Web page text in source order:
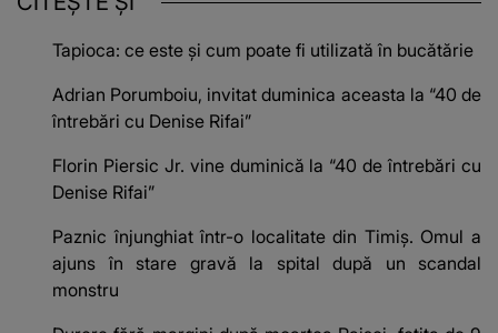
Tapioca: ce este și cum poate fi utilizată în bucătărie
Adrian Porumboiu, invitat duminica aceasta la “40 de
întrebări cu Denise Rifai”
Florin Piersic Jr. vine duminică la “40 de întrebări cu
Denise Rifai”
Paznic înjunghiat într-o localitate din Timiș. Omul a
ajuns în stare gravă la spital după un scandal
monstru